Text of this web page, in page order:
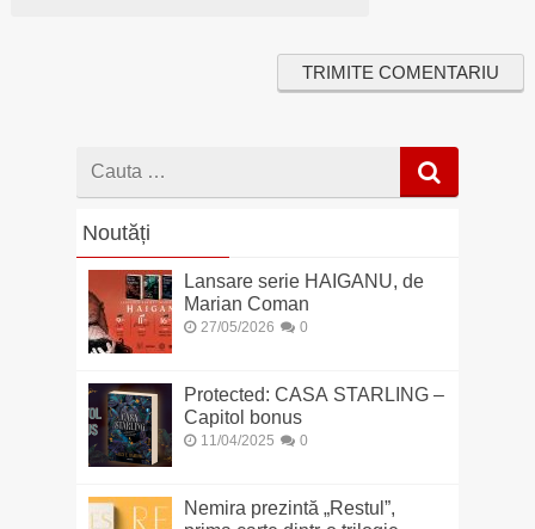
Cauta
Noutăți
Lansare serie HAIGANU, de
Marian Coman
27/05/2026 0
Protected: CASA STARLING –
Capitol bonus
11/04/2025 0
Nemira prezintă „Restul”,